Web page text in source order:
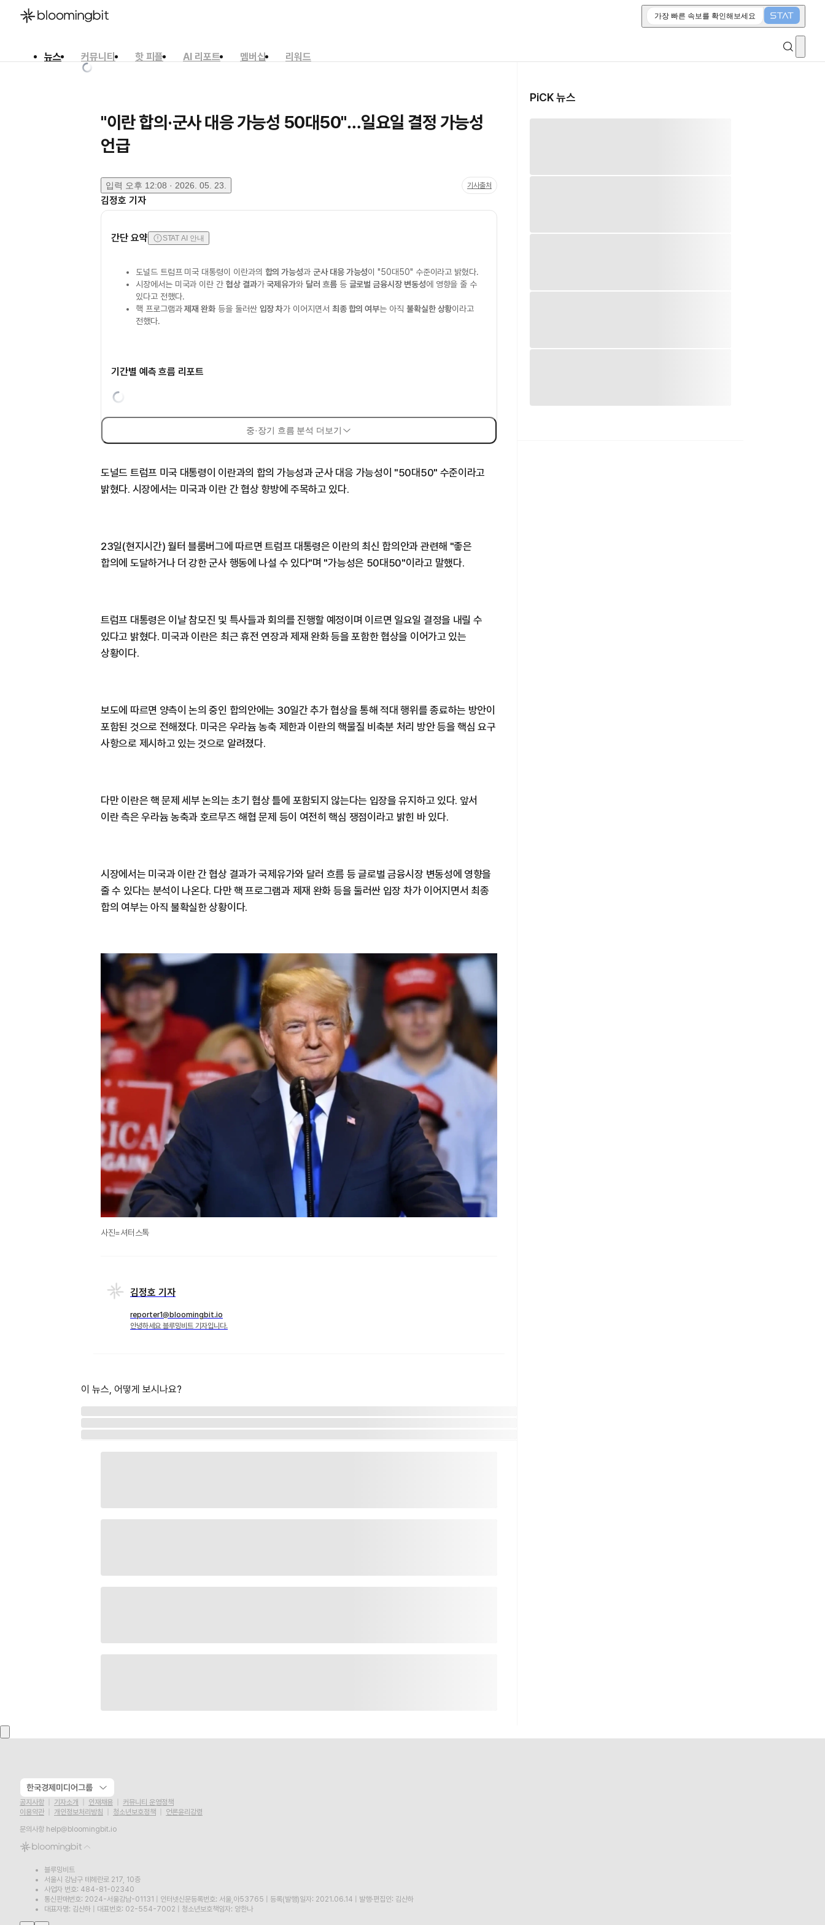
가장 빠른 속보를 확인해보세요
뉴스 커뮤니티 핫 피플 AI 리포트 멤버십
리워드
"이란 합의·군사 대응 가능성 50대50"…일요일 결정 가능성
언급
입력 오후 12:08 · 2026. 05. 23. 기사출처
김정호 기자
간단 요약 STAT AI 안내
도널드 트럼프 미국 대통령이 이란과의 합의 가능성과 군사 대응 가능성이 "50대50" 수준이라고 밝혔다.
시장에서는 미국과 이란 간 협상 결과가국제유가와 달러 흐름등 글로벌 금융시장 변동성에 영향을 줄 수
있다고 전했다.
핵 프로그램과제재 완화 등을 둘러싼 입장 차가 이어지면서 최종 합의 여부는 아직 불확실한 상황이라고
전했다.
기간별 예측 흐름 리포트
중·장기 흐름 분석 더보기
도널드 트럼프 미국 대통령이 이란과의 합의 가능성과 군사 대응 가능성이 "50대50" 수준이라고
밝혔다. 시장에서는 미국과 이란 간 협상 향방에 주목하고 있다.
23일(현지시간) 월터 블룸버그에 따르면 트럼프 대통령은 이란의 최신 합의안과 관련해 "좋은
합의에 도달하거나 더 강한 군사 행동에 나설 수 있다"며 "가능성은 50대50"이라고 말했다.
트럼프 대통령은 이날 참모진 및 특사들과 회의를 진행할 예정이며 이르면 일요일 결정을 내릴 수
있다고 밝혔다. 미국과 이란은 최근 휴전 연장과 제재 완화 등을 포함한 협상을 이어가고 있는
상황이다.
보도에 따르면 양측이 논의 중인 합의안에는 30일간 추가 협상을 통해 적대 행위를 종료하는 방안이
포함된 것으로 전해졌다. 미국은 우라늄 농축 제한과 이란의 핵물질 비축분 처리 방안 등을 핵심 요구
사항으로 제시하고 있는 것으로 알려졌다.
다만 이란은 핵 문제 세부 논의는 초기 협상 틀에 포함되지 않는다는 입장을 유지하고 있다. 앞서
이란 측은 우라늄 농축과 호르무즈 해협 문제 등이 여전히 핵심 쟁점이라고 밝힌 바 있다.
시장에서는 미국과 이란 간 협상 결과가 국제유가와 달러 흐름 등 글로벌 금융시장 변동성에 영향을
줄 수 있다는 분석이 나온다. 다만 핵 프로그램과 제재 완화 등을 둘러싼 입장 차가 이어지면서 최종
합의 여부는 아직 불확실한 상황이다.
사진=셔터스톡
김정호 기자
reporter1@bloomingbit.io
안녕하세요 블루밍비트 기자입니다.
이 뉴스, 어떻게 보시나요?
PiCK 뉴스
한국경제미디어그룹
공지사항 기자소개 인재채용
커뮤니티 운영정책
이용약관
개인정보처리방침 청소년보호정책
언론윤리강령
문의사항 help@bloomingbit.io
블루밍비트
서울시 강남구 테헤란로 217, 10층
사업자 번호: 484-81-02340
통신판매번호: 2024-서울강남-01131
인터넷신문등록번호: 서울,아53765 등록(발행)일자: 2021.06.14
발행·편집인: 김산하
대표자명: 김산하
대표번호: 02-554-7002 청소년보호책임자: 양한나